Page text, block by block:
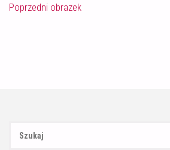
Poprzedni obrazek